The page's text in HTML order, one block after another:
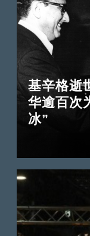
基辛格逝
华逾百次
冰”